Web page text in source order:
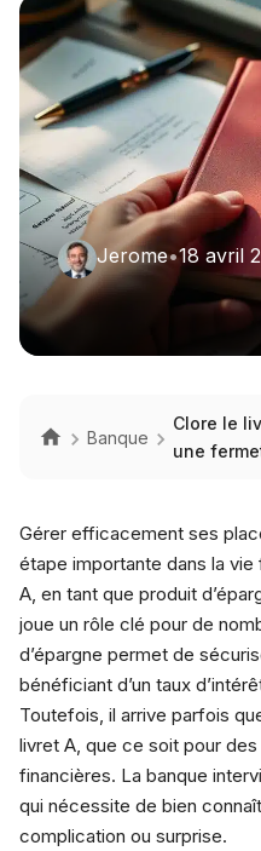
Jerome•18 avril
Banque
Clore le
une
Gérer efficacement ses
étape importante dans la
A, en tant que produit
joue un rôle clé pour de
d’épargne permet de
bénéficiant d’un taux
Toutefois, il arrive parfois
livret A, que ce soit pour
financières. La banque
qui nécessite de bien
complication ou surprise.